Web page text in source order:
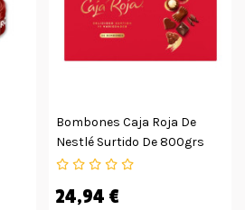
Bombones Caja Roja De
Nestlé Surtido De 800grs
24,94 €